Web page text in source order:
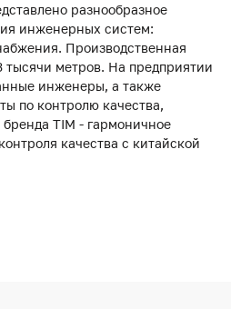
разнообразное
инженерных систем:
Производственная
тысячи метров. На предприятии
инженеры, а также
по контролю качества,
TIM - гармоничное
качества с китайской